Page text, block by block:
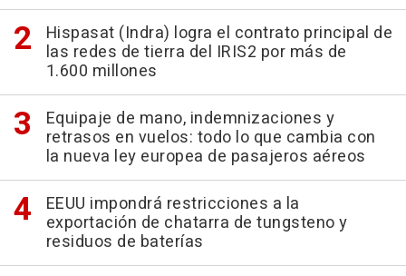
Hispasat (Indra) logra el contrato principal de
las redes de tierra del IRIS2 por más de
1.600 millones
Equipaje de mano, indemnizaciones y
retrasos en vuelos: todo lo que cambia con
la nueva ley europea de pasajeros aéreos
EEUU impondrá restricciones a la
exportación de chatarra de tungsteno y
residuos de baterías